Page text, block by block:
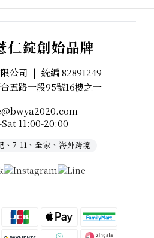
仁錠創始品牌
公司 | 統編 82891249
五路一段95號16樓之一
11:00-20:00
、7-11、全家、海外跨境